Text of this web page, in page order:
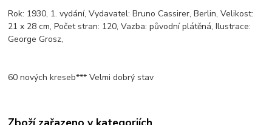
Rok: 1930, 1. vydání, Vydavatel: Bruno Cassirer, Berlin, Velikost:
21 x 28 cm, Počet stran: 120, Vazba: původní plátěná, Ilustrace:
George Grosz,
60 nových kreseb*** Velmi dobrý stav